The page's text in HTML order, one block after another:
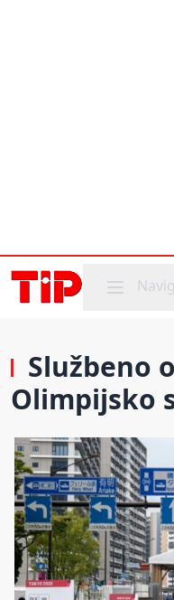
Mobile
Službeno
Olimpijsko